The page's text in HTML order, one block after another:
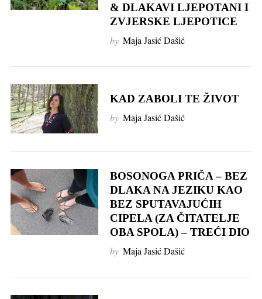
& DLAKAVI LJEPOTANI I
ZVJERSKE LJEPOTICE
by Maja Jasić Dašić
KAD ZABOLI TE ŽIVOT
by Maja Jasić Dašić
BOSONOGA PRIČA – BEZ
DLAKA NA JEZIKU KAO
BEZ SPUTAVAJUĆIH
CIPELA (ZA ČITATELJE
OBA SPOLA) – TREĆI DIO
by Maja Jasić Dašić